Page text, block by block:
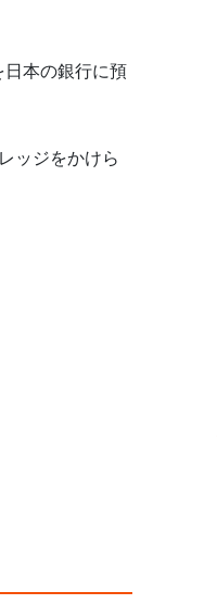
日本の銀行に預
ッジをかけら